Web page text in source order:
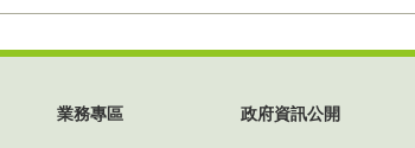
業務專區 政府資訊公開